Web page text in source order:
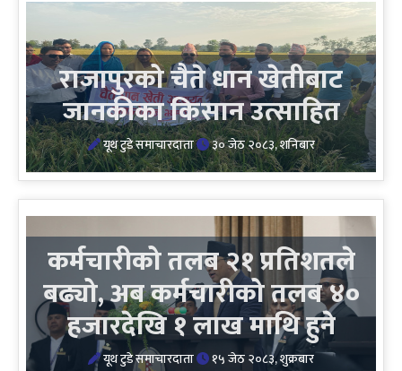
राजापुरको चैते धान खेतीबाट
जानकीका किसान उत्साहित
यूथ टुडे समाचारदाता ३० जेठ २०८३, शनिबार
कर्मचारीको तलब २१ प्रतिशतले
बढ्यो, अब कर्मचारीको तलब ४०
हजारदेखि १ लाख माथि हुने
यूथ टुडे समाचारदाता १५ जेठ २०८३, शुक्रबार